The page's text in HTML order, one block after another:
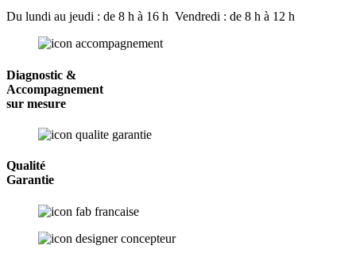
Du lundi au jeudi : de 8 h à 16 h Vendredi : de 8 h à 12 h
Diagnostic &
Accompagnement
sur mesure
Qualité
Garantie